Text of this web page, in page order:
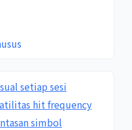
setiap sesi
hit frequency
simbol